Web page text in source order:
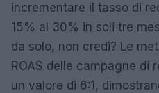
incrementare il tasso di
15% al 30% in soli tre
da solo, non credi? Le
ROAS delle campagne di
un valore di 6:1,